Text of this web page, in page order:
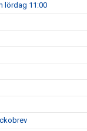
lördag 11:00